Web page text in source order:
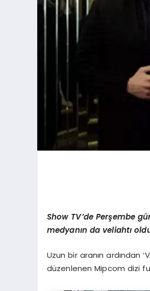
Show TV’de Perşembe
medyanın da veliahtı
Uzun bir aranın ardından
düzenlenen Mipcom dizi